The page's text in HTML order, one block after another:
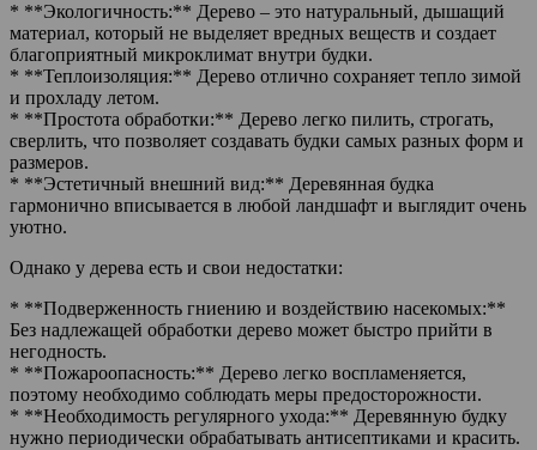
* **Экологичность:** Дерево – это натуральный, дышащий
материал, который не выделяет вредных веществ и создает
благоприятный микроклимат внутри будки.
* **Теплоизоляция:** Дерево отлично сохраняет тепло зимой
и прохладу летом.
* **Простота обработки:** Дерево легко пилить, строгать,
сверлить, что позволяет создавать будки самых разных форм и
размеров.
* **Эстетичный внешний вид:** Деревянная будка
гармонично вписывается в любой ландшафт и выглядит очень
уютно.
Однако у дерева есть и свои недостатки:
* **Подверженность гниению и воздействию насекомых:**
Без надлежащей обработки дерево может быстро прийти в
негодность.
* **Пожароопасность:** Дерево легко воспламеняется,
поэтому необходимо соблюдать меры предосторожности.
* **Необходимость регулярного ухода:** Деревянную будку
нужно периодически обрабатывать антисептиками и красить.